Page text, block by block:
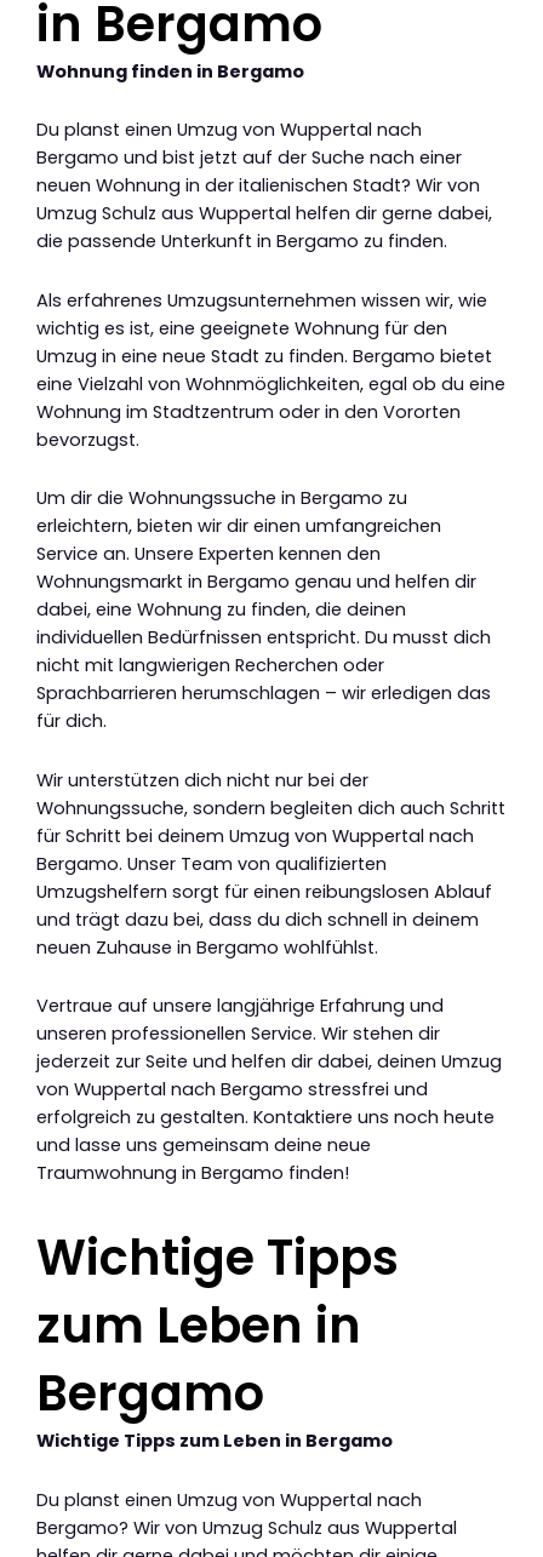
in Bergamo
Wohnung finden in Bergamo
Du planst einen Umzug von Wuppertal nach
Bergamo und bist jetzt auf der Suche nach einer
neuen Wohnung in der italienischen Stadt? Wir von
Umzug Schulz aus Wuppertal helfen dir gerne dabei,
die passende Unterkunft in Bergamo zu finden.
Als erfahrenes Umzugsunternehmen wissen wir, wie
wichtig es ist, eine geeignete Wohnung für den
Umzug in eine neue Stadt zu finden. Bergamo bietet
eine Vielzahl von Wohnmöglichkeiten, egal ob du eine
Wohnung im Stadtzentrum oder in den Vororten
bevorzugst.
Um dir die Wohnungssuche in Bergamo zu
erleichtern, bieten wir dir einen umfangreichen
Service an. Unsere Experten kennen den
Wohnungsmarkt in Bergamo genau und helfen dir
dabei, eine Wohnung zu finden, die deinen
individuellen Bedürfnissen entspricht. Du musst dich
nicht mit langwierigen Recherchen oder
Sprachbarrieren herumschlagen – wir erledigen das
für dich.
Wir unterstützen dich nicht nur bei der
Wohnungssuche, sondern begleiten dich auch Schritt
für Schritt bei deinem Umzug von Wuppertal nach
Bergamo. Unser Team von qualifizierten
Umzugshelfern sorgt für einen reibungslosen Ablauf
und trägt dazu bei, dass du dich schnell in deinem
neuen Zuhause in Bergamo wohlfühlst.
Vertraue auf unsere langjährige Erfahrung und
unseren professionellen Service. Wir stehen dir
jederzeit zur Seite und helfen dir dabei, deinen Umzug
von Wuppertal nach Bergamo stressfrei und
erfolgreich zu gestalten. Kontaktiere uns noch heute
und lasse uns gemeinsam deine neue
Traumwohnung in Bergamo finden!
Wichtige Tipps
zum Leben in
Bergamo
Wichtige Tipps zum Leben in Bergamo
Du planst einen Umzug von Wuppertal nach
Bergamo? Wir von Umzug Schulz aus Wuppertal